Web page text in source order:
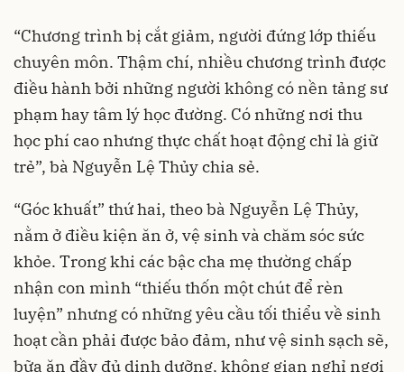
“Chương trình bị cắt giảm, người đứng lớp thiếu
chuyên môn. Thậm chí, nhiều chương trình được
điều hành bởi những người không có nền tảng sư
phạm hay tâm lý học đường. Có những nơi thu
học phí cao nhưng thực chất hoạt động chỉ là giữ
trẻ”, bà Nguyễn Lệ Thủy chia sẻ.
“Góc khuất” thứ hai, theo bà Nguyễn Lệ Thủy,
nằm ở điều kiện ăn ở, vệ sinh và chăm sóc sức
khỏe. Trong khi các bậc cha mẹ thường chấp
nhận con mình “thiếu thốn một chút để rèn
luyện” nhưng có những yêu cầu tối thiểu về sinh
hoạt cần phải được bảo đảm, như vệ sinh sạch sẽ,
bữa ăn đầy đủ dinh dưỡng, không gian nghỉ ngơi